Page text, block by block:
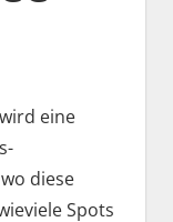
eine
diese
Spots